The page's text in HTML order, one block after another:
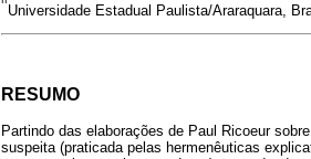
Universidade Estadual Paulista/Araraquara,
RESUMO
Partindo das elaborações de Paul Ricoeur
suspeita (praticada pelas hermenêuticas